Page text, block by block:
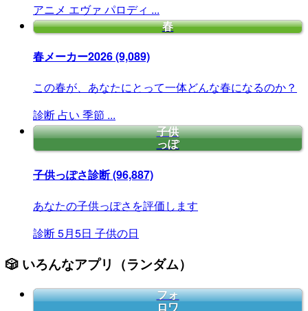
アニメ エヴァ パロディ ...
春
春メーカー2026(9,089)
この春が、あなたにとって一体どんな春になるのか？
診断 占い 季節 ...
子供
っぽ
子供っぽさ診断(96,887)
あなたの子供っぽさを評価します
診断5月5日 子供の日
🎲 いろんなアプリ（ランダム）
フォ
ロワ